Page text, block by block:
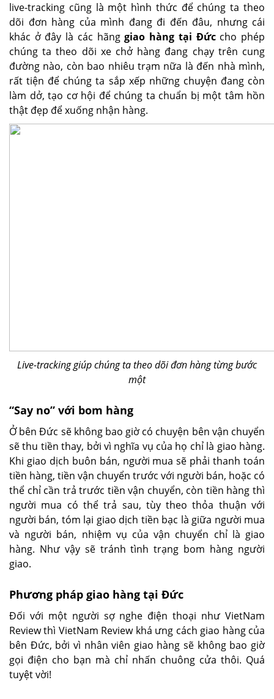
live-tracking cũng là một hình thức để chúng ta theo
dõi đơn hàng của mình đang đi đến đâu, nhưng cái
khác ở đây là các hãnggiao hàng tại Đứccho phép
chúng ta theo dõi xe chở hàng đang chạy trên cung
đường nào, còn bao nhiêu trạm nữa là đến nhà mình,
rất tiện để chúng ta sắp xếp những chuyện đang còn
làm dở, tạo cơ hội để chúng ta chuẩn bị một tâm hồn
thật đẹp để xuống nhận hàng.
Live-tracking giúp chúng ta theo dõi đơn hàng từng bước
một
“Say no” với bom hàng
Ở bên Đức sẽ không bao giờ có chuyện bên vận chuyển
sẽ thu tiền thay, bởi vì nghĩa vụ của họ chỉ là giao hàng.
Khi giao dịch buôn bán, người mua sẽ phải thanh toán
tiền hàng, tiền vận chuyển trước với người bán, hoặc có
thể chỉ cần trả trước tiền vận chuyển, còn tiền hàng thì
người mua có thể trả sau, tùy theo thỏa thuận với
người bán, tóm lại giao dịch tiền bạc là giữa người mua
và người bán, nhiệm vụ của vận chuyển chỉ là giao
hàng. Như vậy sẽ tránh tình trạng bom hàng người
giao.
Phương pháp giao hàng tại Đức
Đối với một người sợ nghe điện thoại như VietNam
Review thì VietNam Review khá ưng cách giao hàng của
bên Đức, bởi vì nhân viên giao hàng sẽ không bao giờ
gọi điện cho bạn mà chỉ nhấn chuông cửa thôi. Quá
tuyệt vời!